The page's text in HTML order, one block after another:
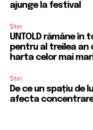
ajunge la festival
Stiri
UNTOLD rămâne în
pentru al treilea an
harta celor mai
Stiri
De ce un spațiu de
afecta